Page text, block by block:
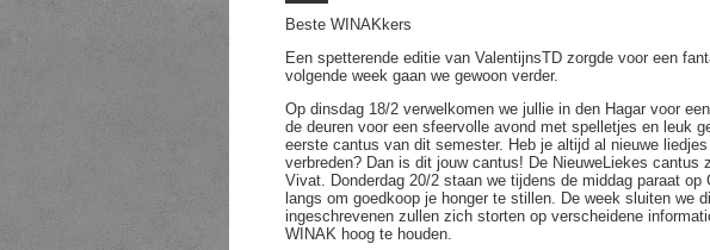
Beste WINAKkers
Een spetterende editie van ValentijnsTD zorgde voor een
volgende week gaan we gewoon verder.
Op dinsdag 18/2 verwelkomen we jullie in den Hagar voor
de deuren voor een sfeervolle avond met spelletjes en leuk
eerste cantus van dit semester. Heb je altijd al nieuwe
verbreden? Dan is dit jouw cantus! De NieuweLiekes cantus
Vivat. Donderdag 20/2 staan we tijdens de middag paraat
langs om goedkoop je honger te stillen. De week sluiten we
ingeschrevenen zullen zich storten op verscheidene
WINAK hoog te houden.